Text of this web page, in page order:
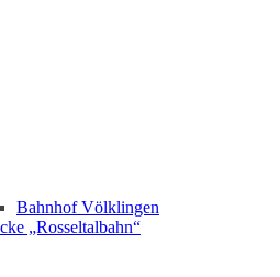
Bahnhof Völklingen
„Rosseltalbahn“